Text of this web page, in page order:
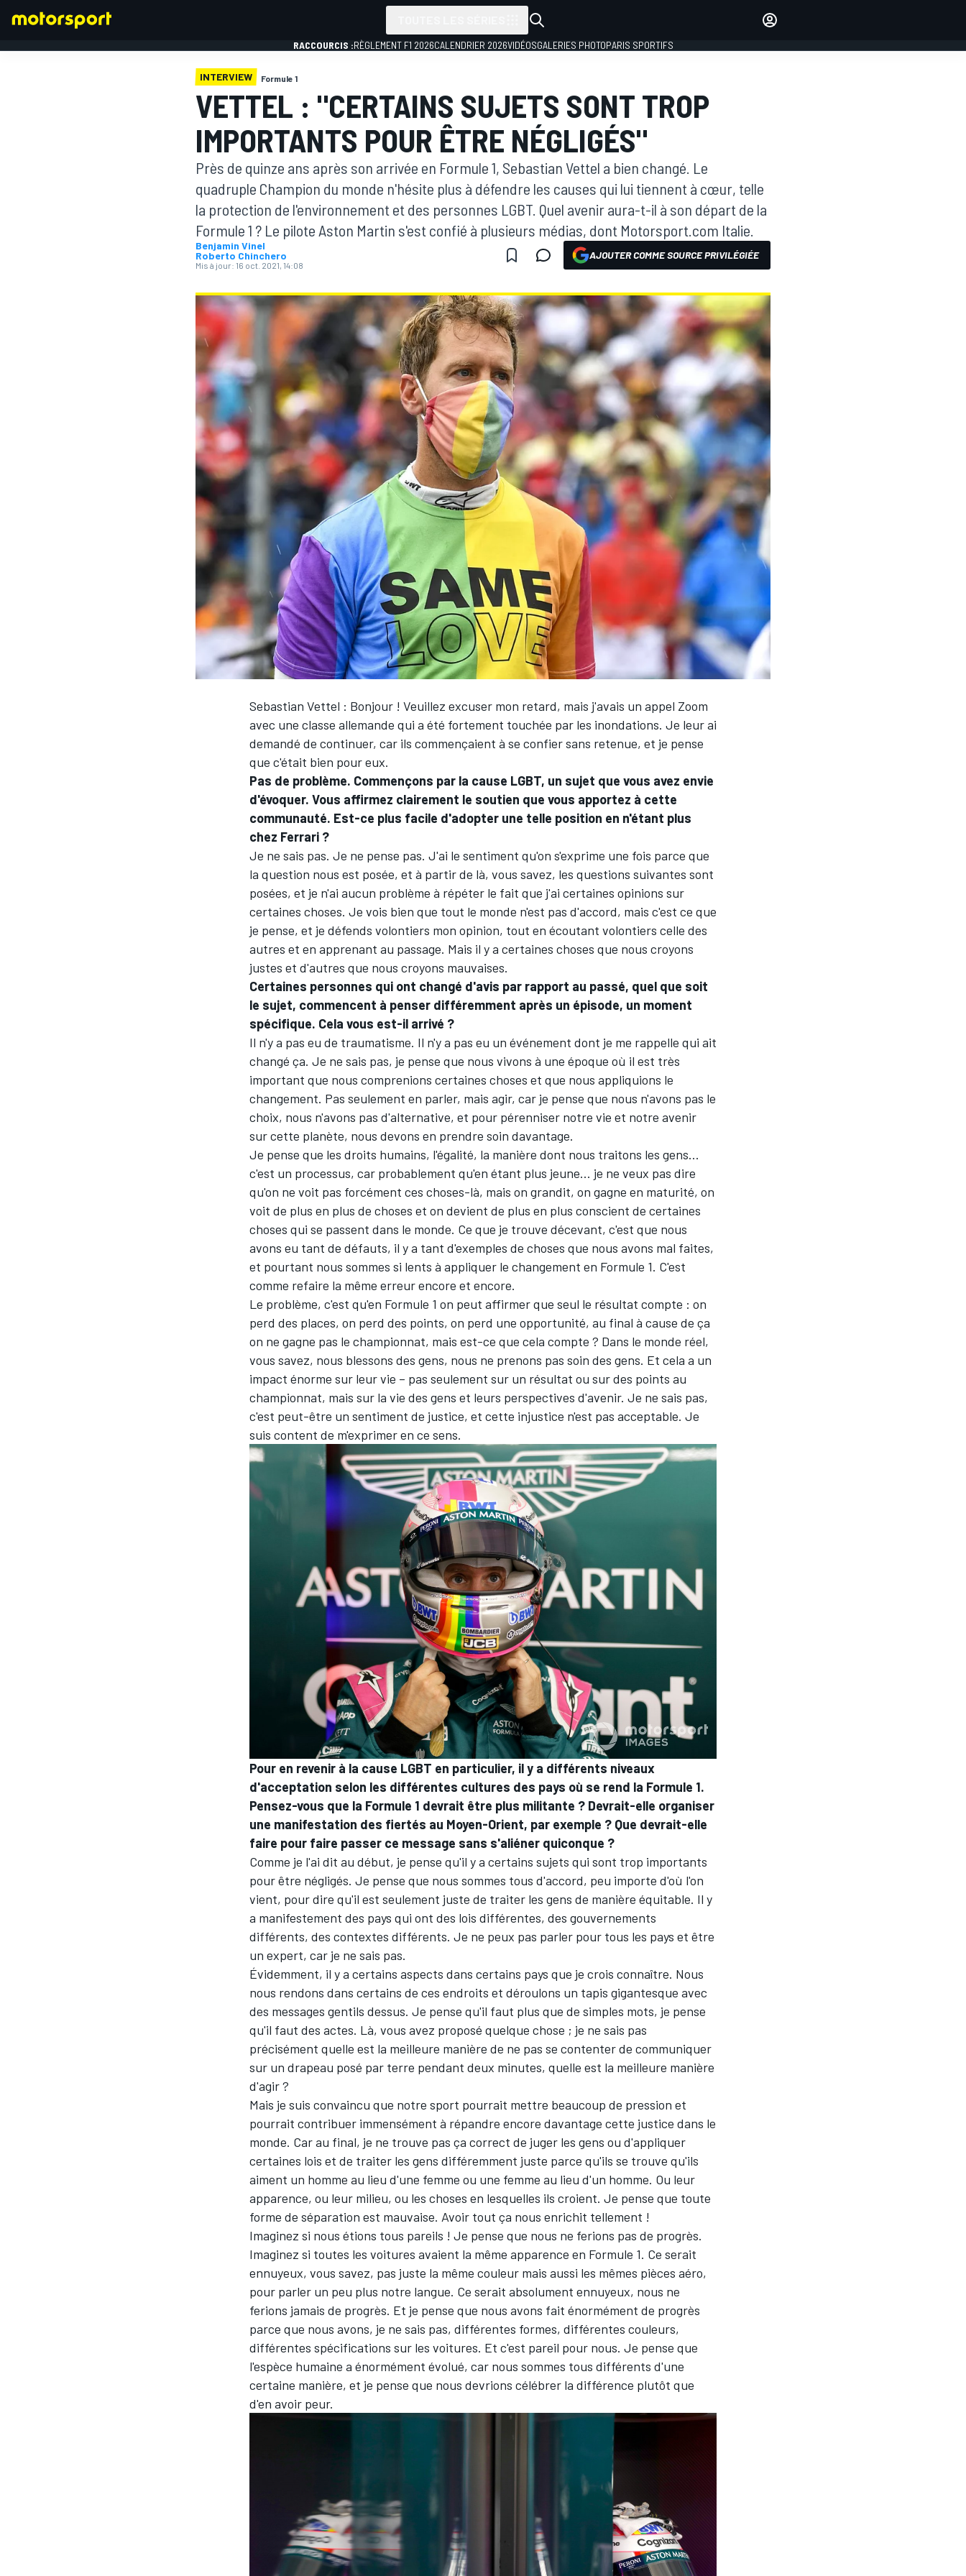
RACCOURCIS :RÈGLEMENT F1 2026CALENDRIER 2026VIDÉOSGALERIES PHOTOPARIS SPORTIFS
INTERVIEW Formule 1
VETTEL : "CERTAINS SUJETS SONT TROP
IMPORTANTS POUR ÊTRE NÉGLIGÉS"
Près de quinze ans après son arrivée en Formule 1, Sebastian Vettel a bien changé. Le
quadruple Champion du monde n'hésite plus à défendre les causes qui lui tiennent à cœur, telle
la protection de l'environnement et des personnes LGBT. Quel avenir aura-t-il à son départ de la
Formule 1 ? Le pilote Aston Martin s'est confié à plusieurs médias, dont Motorsport.com Italie.
Benjamin Vinel
Roberto Chinchero
Mis à jour: 16 oct. 2021, 14:08
AJOUTER COMME SOURCE PRIVILÉGIÉE
Sebastian Vettel : Bonjour ! Veuillez excuser mon retard, mais j'avais un appel Zoom
avec une classe allemande qui a été fortement touchée par les inondations. Je leur ai
demandé de continuer, car ils commençaient à se confier sans retenue, et je pense
que c'était bien pour eux.
Pas de problème. Commençons par la cause LGBT, un sujet que vous avez envie
d'évoquer. Vous affirmez clairement le soutien que vous apportez à cette
communauté. Est-ce plus facile d'adopter une telle position en n'étant plus
chez Ferrari ?
Je ne sais pas. Je ne pense pas. J'ai le sentiment qu'on s'exprime une fois parce que
la question nous est posée, et à partir de là, vous savez, les questions suivantes sont
posées, et je n'ai aucun problème à répéter le fait que j'ai certaines opinions sur
certaines choses. Je vois bien que tout le monde n'est pas d'accord, mais c'est ce que
je pense, et je défends volontiers mon opinion, tout en écoutant volontiers celle des
autres et en apprenant au passage. Mais il y a certaines choses que nous croyons
justes et d'autres que nous croyons mauvaises.
Certaines personnes qui ont changé d'avis par rapport au passé, quel que soit
le sujet, commencent à penser différemment après un épisode, un moment
spécifique. Cela vous est-il arrivé ?
Il n'y a pas eu de traumatisme. Il n'y a pas eu un événement dont je me rappelle qui ait
changé ça. Je ne sais pas, je pense que nous vivons à une époque où il est très
important que nous comprenions certaines choses et que nous appliquions le
changement. Pas seulement en parler, mais agir, car je pense que nous n'avons pas le
choix, nous n'avons pas d'alternative, et pour pérenniser notre vie et notre avenir
sur cette planète, nous devons en prendre soin davantage.
Je pense que les droits humains, l'égalité, la manière dont nous traitons les gens...
c'est un processus, car probablement qu'en étant plus jeune... je ne veux pas dire
qu'on ne voit pas forcément ces choses-là, mais on grandit, on gagne en maturité, on
voit de plus en plus de choses et on devient de plus en plus conscient de certaines
choses qui se passent dans le monde. Ce que je trouve décevant, c'est que nous
avons eu tant de défauts, il y a tant d'exemples de choses que nous avons mal faites,
et pourtant nous sommes si lents à appliquer le changement en Formule 1. C'est
comme refaire la même erreur encore et encore.
Le problème, c'est qu'en Formule 1 on peut affirmer que seul le résultat compte : on
perd des places, on perd des points, on perd une opportunité, au final à cause de ça
on ne gagne pas le championnat, mais est-ce que cela compte ? Dans le monde réel,
vous savez, nous blessons des gens, nous ne prenons pas soin des gens. Et cela a un
impact énorme sur leur vie – pas seulement sur un résultat ou sur des points au
championnat, mais sur la vie des gens et leurs perspectives d'avenir. Je ne sais pas,
c'est peut-être un sentiment de justice, et cette injustice n'est pas acceptable. Je
suis content de m'exprimer en ce sens.
Pour en revenir à la cause LGBT en particulier, il y a différents niveaux
d'acceptation selon les différentes cultures des pays où se rend la Formule 1.
Pensez-vous que la Formule 1 devrait être plus militante ? Devrait-elle organiser
une manifestation des fiertés au Moyen-Orient, par exemple ? Que devrait-elle
faire pour faire passer ce message sans s'aliéner quiconque ?
Comme je l'ai dit au début, je pense qu'il y a certains sujets qui sont trop importants
pour être négligés. Je pense que nous sommes tous d'accord, peu importe d'où l'on
vient, pour dire qu'il est seulement juste de traiter les gens de manière équitable. Il y
a manifestement des pays qui ont des lois différentes, des gouvernements
différents, des contextes différents. Je ne peux pas parler pour tous les pays et être
un expert, car je ne sais pas.
Évidemment, il y a certains aspects dans certains pays que je crois connaître. Nous
nous rendons dans certains de ces endroits et déroulons un tapis gigantesque avec
des messages gentils dessus. Je pense qu'il faut plus que de simples mots, je pense
qu'il faut des actes. Là, vous avez proposé quelque chose ; je ne sais pas
précisément quelle est la meilleure manière de ne pas se contenter de communiquer
sur un drapeau posé par terre pendant deux minutes, quelle est la meilleure manière
d'agir ?
Mais je suis convaincu que notre sport pourrait mettre beaucoup de pression et
pourrait contribuer immensément à répandre encore davantage cette justice dans le
monde. Car au final, je ne trouve pas ça correct de juger les gens ou d'appliquer
certaines lois et de traiter les gens différemment juste parce qu'ils se trouve qu'ils
aiment un homme au lieu d'une femme ou une femme au lieu d'un homme. Ou leur
apparence, ou leur milieu, ou les choses en lesquelles ils croient. Je pense que toute
forme de séparation est mauvaise. Avoir tout ça nous enrichit tellement !
Imaginez si nous étions tous pareils ! Je pense que nous ne ferions pas de progrès.
Imaginez si toutes les voitures avaient la même apparence en Formule 1. Ce serait
ennuyeux, vous savez, pas juste la même couleur mais aussi les mêmes pièces aéro,
pour parler un peu plus notre langue. Ce serait absolument ennuyeux, nous ne
ferions jamais de progrès. Et je pense que nous avons fait énormément de progrès
parce que nous avons, je ne sais pas, différentes formes, différentes couleurs,
différentes spécifications sur les voitures. Et c'est pareil pour nous. Je pense que
l'espèce humaine a énormément évolué, car nous sommes tous différents d'une
certaine manière, et je pense que nous devrions célébrer la différence plutôt que
d'en avoir peur.